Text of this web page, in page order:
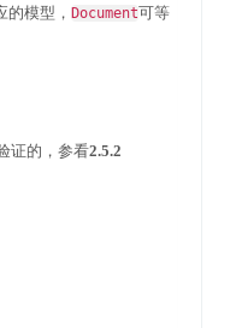
的模型， Document可等
证的，参看2.5.2